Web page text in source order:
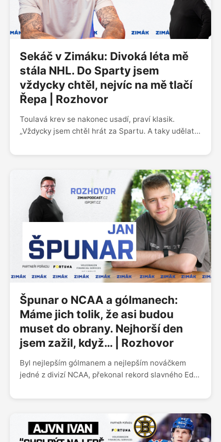
Sekáč v Zimáku: Divoká léta mě
stála NHL. Do Sparty jsem
vždycky chtěl, nejvíc na mě tlačí
Řepa | Rozhovor
Toulavá krev se nakonec usadí, praví klasik.
„Vždycky jsem chtěl hrát za Spartu. A taky udělat
tady skončil,“ přiznává útočník Jiří Sekáč. Host
Převážnou část kariéry však strávil v cizině.
Jakmile se ve 34 letech rozhodl pro návrat, zvolil
Spartu, s níž byl v kontaktu několik roků.
V rozhovoru prozradil, který další klub vstoupil do
hry, proč nezakotvil v NHL nebo po svém prvním
angažmá v KHL musel vracet peníze. Jiří Sekáč
v Zimáku líčil, co ho přimělo k odchodu ze
Švýcarska a co mu ve Spartě nejvíc připomíná
staronový spoluhráč Michal Řepík.
Špunar o NCAA a gólmanech:
Máme jich tolik, že asi budou
muset do obrany. Nejhorší den
jsem zažil, když… | Rozhovor
Byl nejlepším gólmanem a nejlepším nováčkem
jedné z divizí NCAA, překonal rekord slavného Eda
postoupil až do závěrečného turnaje o titul Frozen
předtím zářil v zámořských juniorkách. Hokeji dal
kdysi přednost před fotbalem a jeho otec neměl